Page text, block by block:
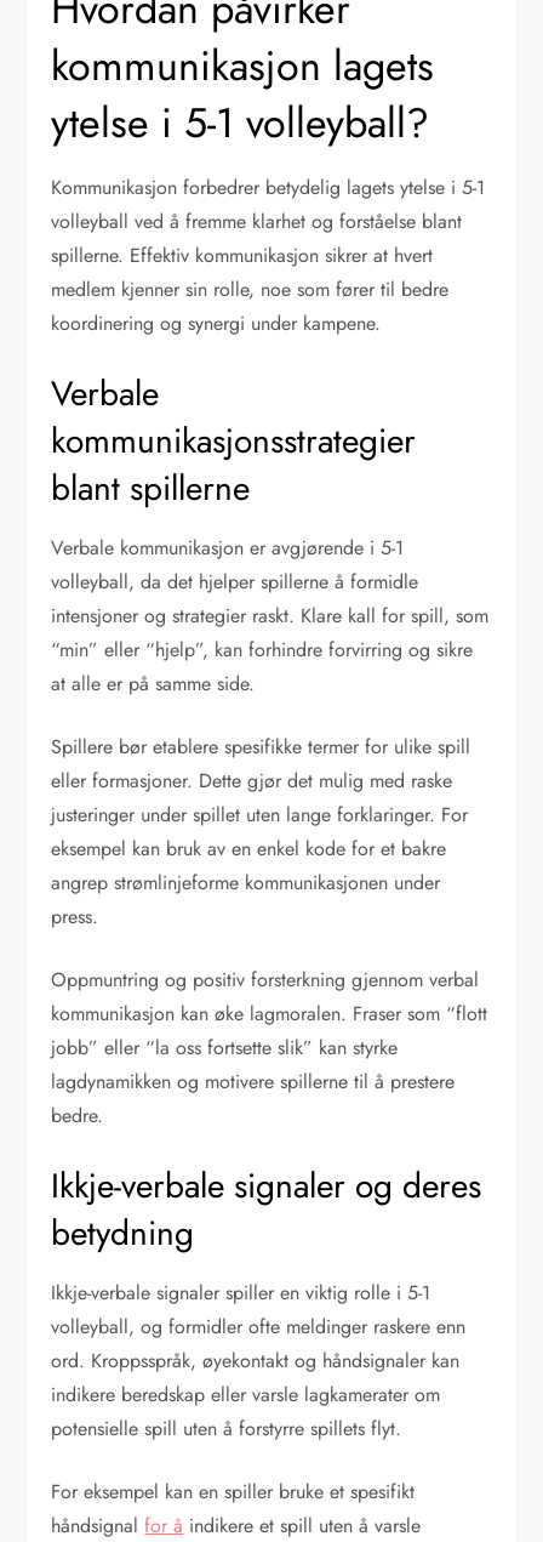
kommunikasjon lagets
ytelse i 5-1 volleyball?
Kommunikasjon forbedrer betydelig lagets ytelse i 5-1
volleyball ved å fremme klarhet og forståelse blant
spillerne. Effektiv kommunikasjon sikrer at hvert
medlem kjenner sin rolle, noe som fører til bedre
koordinering og synergi under kampene.
Verbale
kommunikasjonsstrategier
blant spillerne
Verbale kommunikasjon er avgjørende i 5-1
volleyball, da det hjelper spillerne å formidle
intensjoner og strategier raskt. Klare kall for spill, som
“min” eller “hjelp”, kan forhindre forvirring og sikre
at alle er på samme side.
Spillere bør etablere spesifikke termer for ulike spill
eller formasjoner. Dette gjør det mulig med raske
justeringer under spillet uten lange forklaringer. For
eksempel kan bruk av en enkel kode for et bakre
angrep strømlinjeforme kommunikasjonen under
press.
Oppmuntring og positiv forsterkning gjennom verbal
kommunikasjon kan øke lagmoralen. Fraser som “flott
jobb” eller “la oss fortsette slik” kan styrke
lagdynamikken og motivere spillerne til å prestere
bedre.
Ikkje-verbale signaler og deres
betydning
Ikkje-verbale signaler spiller en viktig rolle i 5-1
volleyball, og formidler ofte meldinger raskere enn
ord. Kroppsspråk, øyekontakt og håndsignaler kan
indikere beredskap eller varsle lagkamerater om
potensielle spill uten å forstyrre spillets flyt.
For eksempel kan en spiller bruke et spesifikt
håndsignalfor å indikere et spill uten å varsle